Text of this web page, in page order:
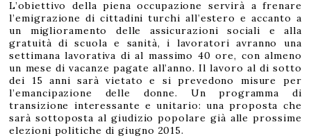
L’obiettivo della piena occupazione servirà a frenare
l’emigrazione di cittadini turchi all’estero e accanto a
un miglioramento delle assicurazioni sociali e alla
gratuità di scuola e sanità, i lavoratori avranno una
settimana lavorativa di al massimo 40 ore, con almeno
un mese di vacanze pagate all’anno. Il lavoro al di sotto
dei 15 anni sarà vietato e si prevedono misure per
l’emancipazione delle donne. Un programma di
transizione interessante e unitario: una proposta che
sarà sottoposta al giudizio popolare già alle prossime
elezioni politiche di giugno 2015.